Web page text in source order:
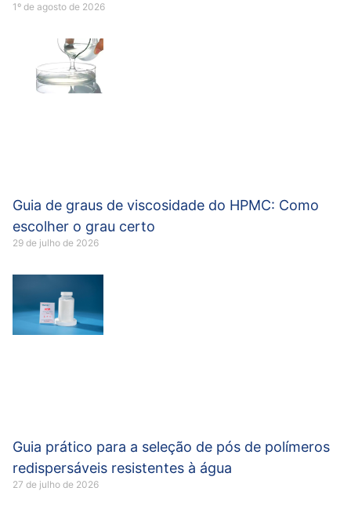
1º de agosto de 2026
Guia de graus de viscosidade do HPMC: Como
escolher o grau certo
29 de julho de 2026
Guia prático para a seleção de pós de polímeros
redispersáveis resistentes à água
27 de julho de 2026